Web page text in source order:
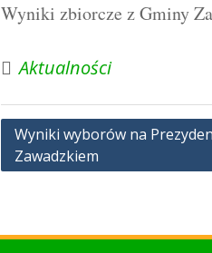
Wyniki zbiorcze z Gminy
Aktualności
Nawigacja
wpisu
Wyniki wyborów na
Zawadzkiem